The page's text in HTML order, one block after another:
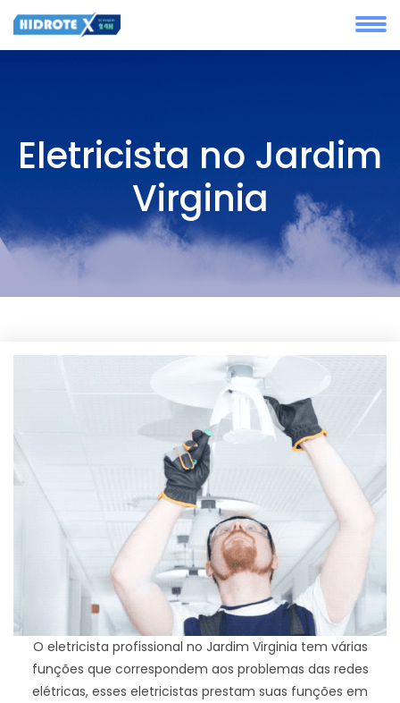
Eletricista no Jardim
Virginia
O eletricista profissional no Jardim Virginia tem várias
funções que correspondem aos problemas das redes
elétricas, esses eletricistas prestam suas funções em